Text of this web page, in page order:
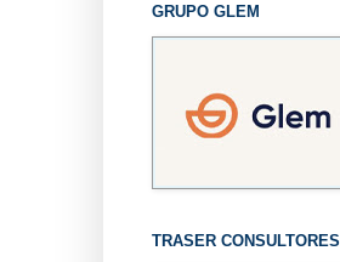
GRUPO GLEM
TRASER CONSULTORES